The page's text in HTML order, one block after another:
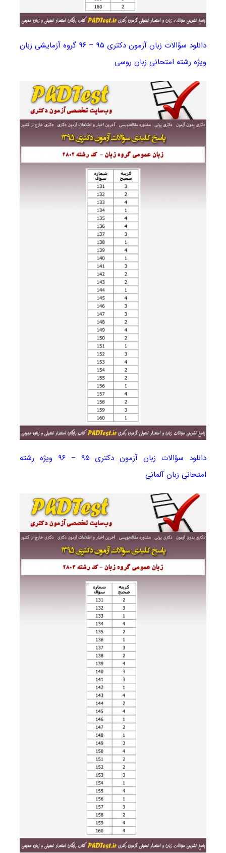
دانلود سؤالات زبان آزمون دکتری ۹۵ – ۹۶ گروه آزمایشی زبان
ویژه رشته امتحانی زبان روسی
دانلود سؤالات زبان آزمون دکتری ۹۵ – ۹۶ ویژه رشته
امتحانی زبان آلمانی